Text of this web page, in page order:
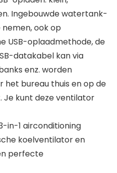
Ingebouwde watertank-
ook op
USB-oplaadmethode, de
datakabel kan via
enz. worden
het bureau thuis en op de
Je kunt deze ventilator
in-1 airconditioning
koelventilator en
perfecte